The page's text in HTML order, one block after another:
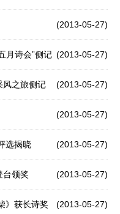
(2013-05-27)
(2013-05-27)
月诗会”侧记
(2013-05-27)
之旅侧记
(2013-05-27)
(2013-05-27)
选揭晓
(2013-05-27)
台领奖
(2013-05-27)
》获长诗奖